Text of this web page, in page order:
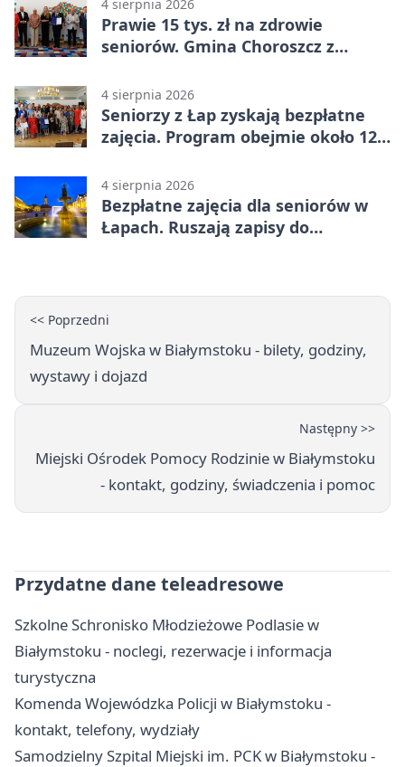
4 sierpnia 2026
Prawie 15 tys. zł na zdrowie
seniorów. Gmina Choroszcz z
4 sierpnia 2026
Seniorzy z Łap zyskają bezpłatne
zajęcia. Program obejmie około 120
4 sierpnia 2026
Bezpłatne zajęcia dla seniorów w
Łapach. Ruszają zapisy do
<< Poprzedni
Muzeum Wojska w Białymstoku - bilety, godziny,
wystawy i dojazd
Następny >>
Miejski Ośrodek Pomocy Rodzinie w Białymstoku
- kontakt, godziny, świadczenia i pomoc
Przydatne dane teleadresowe
Szkolne Schronisko Młodzieżowe Podlasie w
Białymstoku - noclegi, rezerwacje i informacja
turystyczna
Komenda Wojewódzka Policji w Białymstoku -
kontakt, telefony, wydziały
Samodzielny Szpital Miejski im. PCK w Białymstoku -